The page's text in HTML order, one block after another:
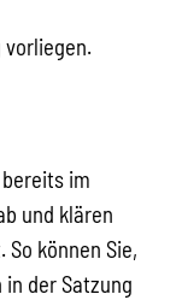
vorliegen.
im
und klären
So können Sie,
der Satzung